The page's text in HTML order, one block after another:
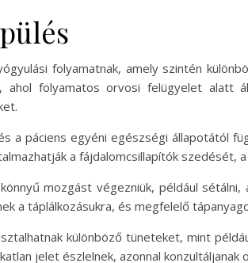
folyamatnak, amely szintén
folyamatos orvosi felügyelet alatt
páciens egyéni egészségi állapotától
a fájdalomcsillapítók szedését,
mozgást végezniük, például
a táplálkozásukra, és megfelelő
különböző tüneteket, mint
jelet észlelnek, azonnal konzultáljanak